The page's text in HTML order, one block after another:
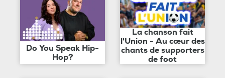
Do You Speak Hip-
Hop?
La chanson fait
l'Union - Au cœur des
chants de supporters
de foot